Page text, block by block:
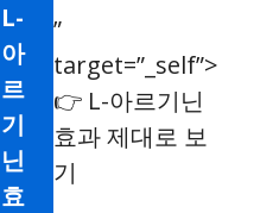
L-
아
르
기
닌
효
”
target=”_self”>
👉 L-아르기닌
효과 제대로 보
기